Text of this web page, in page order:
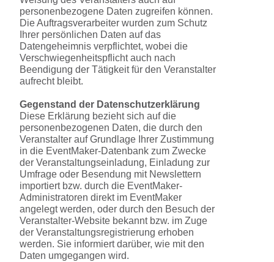
personenbezogene Daten zugreifen können.
Die Auftragsverarbeiter wurden zum Schutz
Ihrer persönlichen Daten auf das
Datengeheimnis verpflichtet, wobei die
Verschwiegenheitspflicht auch nach
Beendigung der Tätigkeit für den Veranstalter
aufrecht bleibt.
Gegenstand der Datenschutzerklärung
Diese Erklärung bezieht sich auf die
personenbezogenen Daten, die durch den
Veranstalter auf Grundlage Ihrer Zustimmung
in die EventMaker-Datenbank zum Zwecke
der Veranstaltungseinladung, Einladung zur
Umfrage oder Besendung mit Newslettern
importiert bzw. durch die EventMaker-
Administratoren direkt im EventMaker
angelegt werden, oder durch den Besuch der
Veranstalter-Website bekannt bzw. im Zuge
der Veranstaltungsregistrierung erhoben
werden. Sie informiert darüber, wie mit den
Daten umgegangen wird.